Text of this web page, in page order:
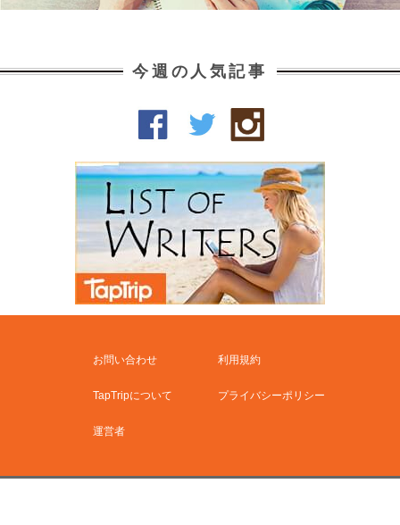
今週の人気記事
お問い合わせ 利用規約
TapTripについて プライバシーポリシー
運営者